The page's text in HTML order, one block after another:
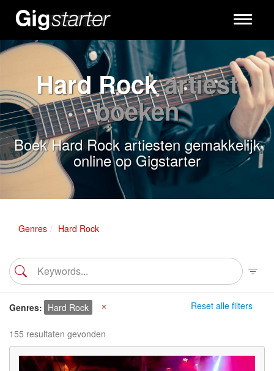
Toggle
Hard Rockartiest
boeken
Boek Hard Rock artiesten gemakkelijk
online op Gigstarter
Genres Hard Rock
Reset alle filters
Genres Hard Rock
155 resultaten gevonden